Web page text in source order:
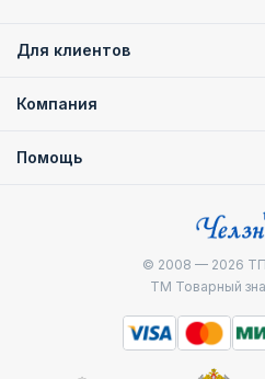
Для клиентов
Компания
Помощь
© 2008 — 2026
ТМ Товарный